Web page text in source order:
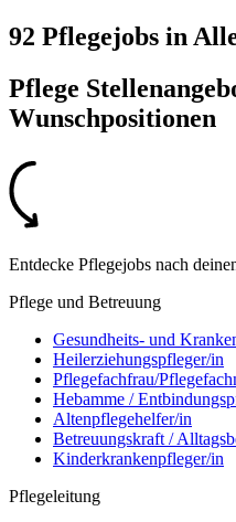
92 Pflegejobs in
Pflege
Wunschpositionen
Entdecke Pflegejobs nach
Pflege und Betreuung
Gesundheits- und
Heilerziehungspfleger/in
Pflegefachfrau/
Hebamme /
Altenpflegehelfer/in
Betreuungskraft /
Kinderkrankenpfleger/in
Pflegeleitung